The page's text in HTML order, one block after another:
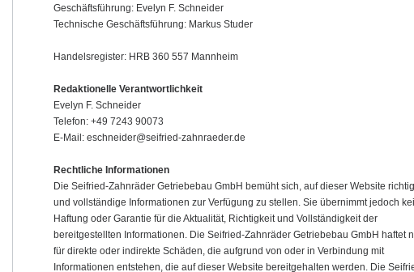
Geschäftsführung: Evelyn F. Schneider
Technische Geschäftsführung: Markus Studer
Handelsregister: HRB 360 557 Mannheim
Redaktionelle Verantwortlichkeit
Evelyn F. Schneider
Telefon: +49 7243 90073
E-Mail: eschneider@seifried-zahnraeder.de
Rechtliche Informationen
Die Seifried-Zahnräder Getriebebau GmbH bemüht sich, auf dieser Website
und vollständige Informationen zur Verfügung zu stellen. Sie übernimmt jedoch
Haftung oder Garantie für die Aktualität, Richtigkeit und Vollständigkeit der
bereitgestellten Informationen. Die Seifried-Zahnräder Getriebebau GmbH haftet
für direkte oder indirekte Schäden, die aufgrund von oder in Verbindung mit
Informationen entstehen, die auf dieser Website bereitgehalten werden. Die